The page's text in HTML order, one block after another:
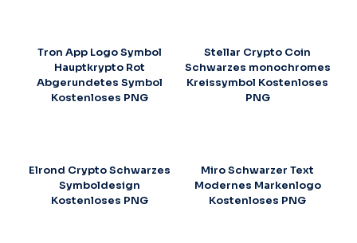
Tron App Logo Symbol
Hauptkrypto Rot
Abgerundetes Symbol
Kostenloses PNG
Stellar Crypto Coin
Schwarzes monochromes
Kreissymbol Kostenloses
PNG
Elrond Crypto Schwarzes
Symboldesign
Kostenloses PNG
Miro Schwarzer Text
Modernes Markenlogo
Kostenloses PNG